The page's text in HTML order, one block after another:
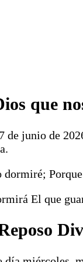
que
junio de
dormiré;
El que